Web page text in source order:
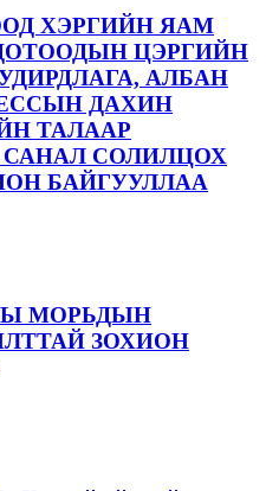
ХЭРГИЙН ЯАМ
ЦЭРГИЙН
АЛБАН
ДАХИН
ТАЛААР
САНАЛ СОЛИЛЦОХ
БАЙГУУЛЛАА
МОРЬДЫН
ЗОХИОН